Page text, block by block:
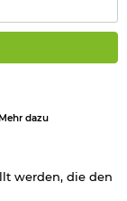
dazu
werden, die den